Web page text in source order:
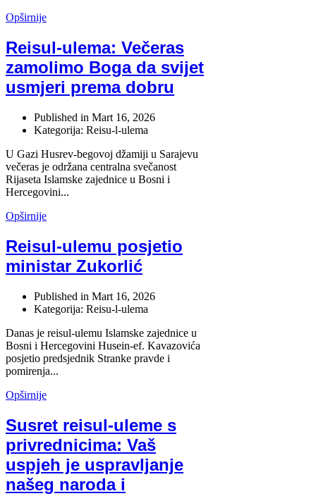
Opširnije
Reisul-ulema: Večeras
zamolimo Boga da svijet
usmjeri prema dobru
Published in Mart 16, 2026
Kategorija: Reisu-l-ulema
U Gazi Husrev-begovoj džamiji u Sarajevu
večeras je održana centralna svečanost
Rijaseta Islamske zajednice u Bosni i
Hercegovini...
Opširnije
Reisul-ulemu posjetio
ministar Zukorlić
Published in Mart 16, 2026
Kategorija: Reisu-l-ulema
Danas je reisul-ulemu Islamske zajednice u
Bosni i Hercegovini Husein-ef. Kavazovića
posjetio predsjednik Stranke pravde i
pomirenja...
Opširnije
Susret reisul-uleme s
privrednicima: Vaš
uspjeh je uspravljanje
našeg naroda i